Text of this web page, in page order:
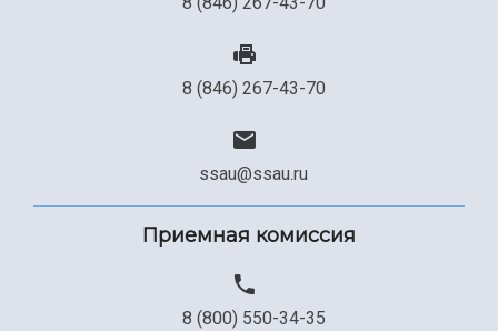
Сведения об образовательной организации
Официальные документы
8 (846) 267-43-70
ssau@ssau.ru
Приемная комиссия
8 (800) 550-34-35